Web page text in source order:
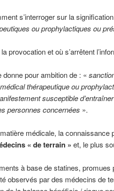
s’interroger sur la
ou prophylactiques ou
provocation et où s’arrêtent
donne pour ambition de : «
thérapeutique ou
susceptible
personnes concernées ».
médicale, la
« de terrain » et, le plus
à base de statines,
observés par des médecins de